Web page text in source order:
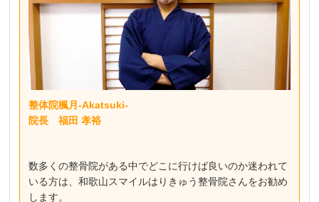
整体院楓月-Akatsuki-
院長 福田 孝裕
数多くの整骨院がある中でどこに行けば良いのか迷われて
いる方は、和歌山スマイルはりきゅう整骨院さんをお勧め
します。